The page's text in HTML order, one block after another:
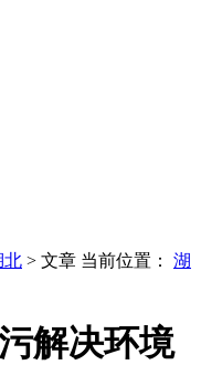
北 > 文章 当前位置： 湖
解决环境